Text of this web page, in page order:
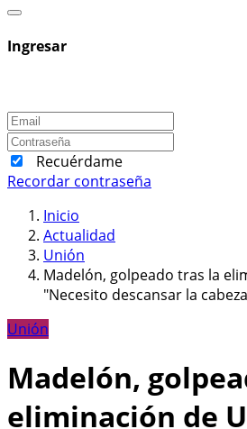
Ingresar
Recuérdame
Recordar contraseña
Inicio
Actualidad
Unión
Madelón, golpeado tras la
"Necesito descansar la
Unión
Madelón,
eliminación de